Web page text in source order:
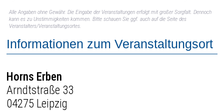
Alle Angaben ohne Gewähr. Die Eingabe der Veranstaltungen erfolgt mit großer Sorgfalt. Dennoch
kann es zu Unstimmigkeiten kommen. Bitte schauen Sie ggf. auch auf die Seite des
Veranstalters/Veranstaltungsortes.
Informationen zum Veranstaltungsort
Horns Erben
Arndtstraße 33
04275 Leipzig